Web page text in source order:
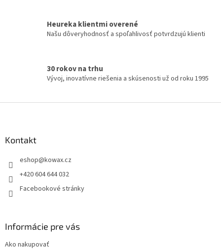
v
ý
u
Heureka klientmi overené
Našu dôveryhodnosť a spoľahlivosť potvrdzujú klienti
30 rokov na trhu
Vývoj, inovatívne riešenia a skúsenosti už od roku 1995
Kontakt
eshop@kowax.cz
+420 604 644 032
Facebookové stránky
Informácie pre vás
Ako nakupovať